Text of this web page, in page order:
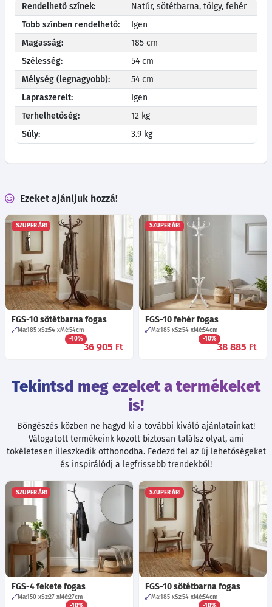
Rendelhető színek:
Natúr, sötétbarna, tölgy, fehér
Több színben rendelhető:
Igen
Magasság:
185 cm
Szélesség:
54 cm
Mélység (legnagyobb):
54 cm
Lapraszerelt:
Igen
Terhelhetőség:
12 kg
Súly:
3.9 kg
Ezeket ajánljuk hozzá!
SZUPER ÁR!
FGS-10 sötétbarna fogas
Ma:185 Sz:54 Mé:54cm
-10%
36 905 Ft
SZUPER ÁR!
FGS-10 fehér fogas
Ma:185 Sz:54 Mé:54cm
-10%
38 885 Ft
Tekintsd meg ezeket a termékeket
is!
Böngészés közben ne hagyd ki a további kiváló ajánlatainkat!
Válogatott termékeink között biztosan találsz olyat, ami
tökéletesen illeszkedik otthonodba. Fedezd fel az új lehetőségeket
és inspirálódj a legfrissebb trendekből!
SZUPER ÁR!
FGS-4 fekete fogas
Ma:150 Sz:27 Mé:27cm
SZUPER ÁR!
FGS-10 sötétbarna fogas
Ma:185 Sz:54 Mé:54cm